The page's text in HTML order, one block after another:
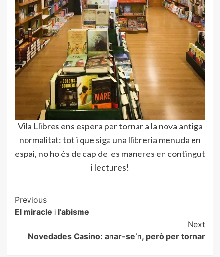
Vila Llibres ens espera per tornar a la nova antiga
normalitat: tot i que siga una llibreria menuda en
espai, no ho és de cap de les maneres en contingut
i lectures!
Post
Navigation
Previous
El miracle i l’abisme
Next
Novedades Casino: anar-se’n, però per tornar